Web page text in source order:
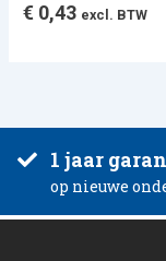
€ 0,43 excl. BTW
1 jaar
op nieuwe